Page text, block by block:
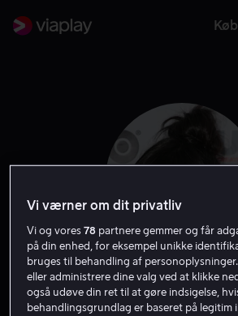
Zoe
Vi værner om dit privatliv
Vi og vores78 partnere gemmer og får
på din enhed, for eksempel unikke
bruges til behandling af
eller administrere dine valg ved at klikke
også udøve din ret til at gøre indsigelse,
behandlingsgrundlag er baseret på legitim